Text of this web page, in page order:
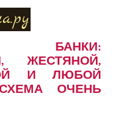
БАНКИ:
ЖЕСТЯНОЙ,
И ЛЮБОЙ
ОЧЕНЬ